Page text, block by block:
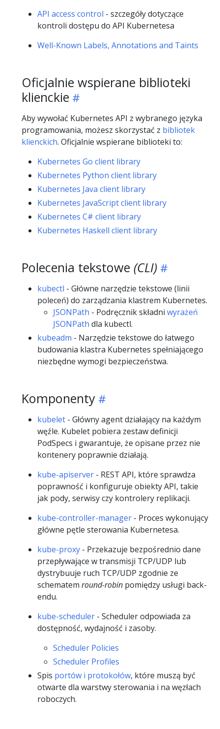
API access control - szczegóły dotyczące
kontroli dostępu do API Kubernetesa
Well-Known Labels, Annotations and Taints
Oficjalnie wspierane biblioteki
klienckie
Aby wywołać Kubernetes API z wybranego języka
programowania, możesz skorzystać z bibliotek
klienckich. Oficjalnie wspierane biblioteki to:
Kubernetes Go client library
Kubernetes Python client library
Kubernetes Java client library
Kubernetes JavaScript client library
Kubernetes C# client library
Kubernetes Haskell client library
Polecenia tekstowe (CLI)
kubectl - Główne narzędzie tekstowe (linii
poleceń) do zarządzania klastrem Kubernetes.
JSONPath - Podręcznik składni wyrażeń
JSONPath dla kubectl.
kubeadm - Narzędzie tekstowe do łatwego
budowania klastra Kubernetes spełniającego
niezbędne wymogi bezpieczeństwa.
Komponenty
kubelet - Główny agent działający na każdym
węźle. Kubelet pobiera zestaw definicji
PodSpecs i gwarantuje, że opisane przez nie
kontenery poprawnie działają.
kube-apiserver - REST API, które sprawdza
poprawność i konfiguruje obiekty API, takie
jak pody, serwisy czy kontrolery replikacji.
kube-controller-manager - Proces wykonujący
główne pętle sterowania Kubernetesa.
kube-proxy - Przekazuje bezpośrednio dane
przepływające w transmisji TCP/UDP lub
dystrybuuje ruch TCP/UDP zgodnie ze
schematem round-robin pomiędzy usługi back-
endu.
kube-scheduler - Scheduler odpowiada za
dostępność, wydajność i zasoby.
Scheduler Policies
Scheduler Profiles
Spis portów i protokołów, które muszą być
otwarte dla warstwy sterowania i na węzłach
roboczych.